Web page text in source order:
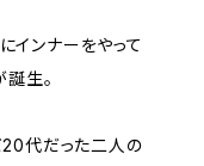
インナーをやって
誕生。
20代だった二人の